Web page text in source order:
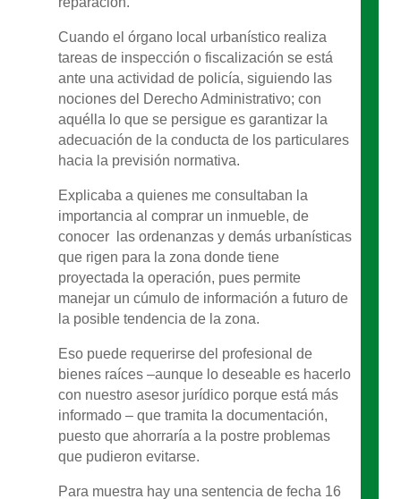
Cuando el órgano local urbanístico realiza
tareas de inspección o fiscalización se está
ante una actividad de policía, siguiendo las
nociones del Derecho Administrativo; con
aquélla lo que se persigue es garantizar la
adecuación de la conducta de los particulares
hacia la previsión normativa.
Explicaba a quienes me consultaban la
importancia al comprar un inmueble, de
conocer las ordenanzas y demás urbanísticas
que rigen para la zona donde tiene
proyectada la operación, pues permite
manejar un cúmulo de información a futuro de
la posible tendencia de la zona.
Eso puede requerirse del profesional de
bienes raíces –aunque lo deseable es hacerlo
con nuestro asesor jurídico porque está más
informado – que tramita la documentación,
puesto que ahorraría a la postre problemas
que pudieron evitarse.
Para muestra hay una sentencia de fecha 16